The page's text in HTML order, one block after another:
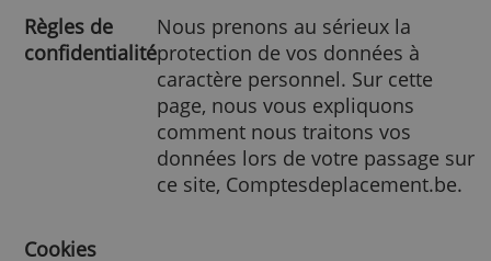
confidentialité
Nous prenons au sérieux la
protection de vos données à
caractère personnel. Sur
page, nous vous expliquons